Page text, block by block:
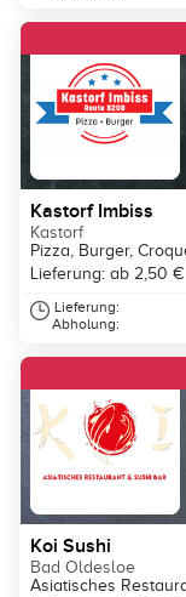
Kastorf Imbiss
Kastorf
Pizza, Burger,
Lieferung: ab 2,50 €
Lieferung:
Abholung:
Koi Sushi
Bad Oldesloe
Asiatisches